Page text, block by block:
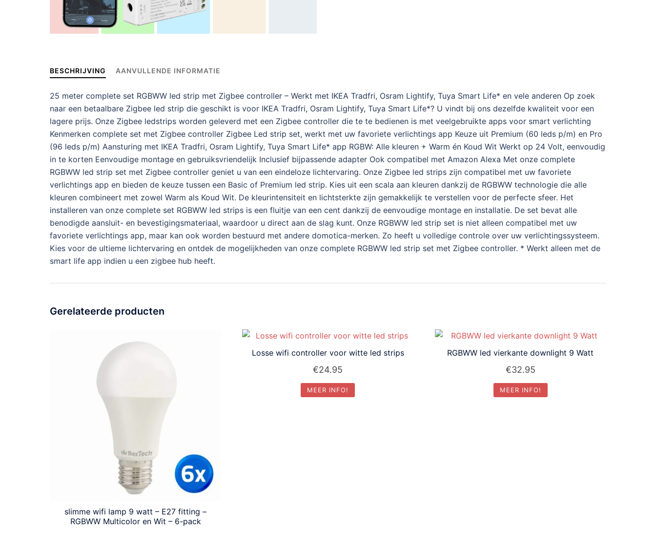
BESCHRIJVING AANVULLENDE INFORMATIE
25 meter complete set RGBWW led strip met Zigbee controller – Werkt met IKEA Tradfri, Osram Lightify, Tuya Smart Life* en vele anderen Op zoek
naar een betaalbare Zigbee led strip die geschikt is voor IKEA Tradfri, Osram Lightify, Tuya Smart Life*? U vindt bij ons dezelfde kwaliteit voor een
lagere prijs. Onze Zigbee ledstrips worden geleverd met een Zigbee controller die te te bedienen is met veelgebruikte apps voor smart verlichting
Kenmerken complete set met Zigbee controller Zigbee Led strip set, werkt met uw favoriete verlichtings app Keuze uit Premium (60 leds p/m) en Pro
(96 leds p/m) Aansturing met IKEA Tradfri, Osram Lightify, Tuya Smart Life* app RGBW: Alle kleuren + Warm én Koud Wit Werkt op 24 Volt, eenvoudig
in te korten Eenvoudige montage en gebruiksvriendelijk Inclusief bijpassende adapter Ook compatibel met Amazon Alexa Met onze complete
RGBWW led strip set met Zigbee controller geniet u van een eindeloze lichtervaring. Onze Zigbee led strips zijn compatibel met uw favoriete
verlichtings app en bieden de keuze tussen een Basic of Premium led strip. Kies uit een scala aan kleuren dankzij de RGBWW technologie die alle
kleuren combineert met zowel Warm als Koud Wit. De kleurintensiteit en lichtsterkte zijn gemakkelijk te verstellen voor de perfecte sfeer. Het
installeren van onze complete set RGBWW led strips is een fluitje van een cent dankzij de eenvoudige montage en installatie. De set bevat alle
benodigde aansluit- en bevestigingsmateriaal, waardoor u direct aan de slag kunt. Onze RGBWW led strip set is niet alleen compatibel met uw
favoriete verlichtings app, maar kan ook worden bestuurd met andere domotica-merken. Zo heeft u volledige controle over uw verlichtingssysteem.
Kies voor de ultieme lichtervaring en ontdek de mogelijkheden van onze complete RGBWW led strip set met Zigbee controller. * Werkt alleen met de
smart life app indien u een zigbee hub heeft.
Gerelateerde producten
slimme wifi lamp 9 watt – E27 fitting –
RGBWW Multicolor en Wit – 6-pack
Losse wifi controller voor witte led strips
€24.95
MEER INFO!
RGBWW led vierkante downlight 9 Watt
€32.95
MEER INFO!